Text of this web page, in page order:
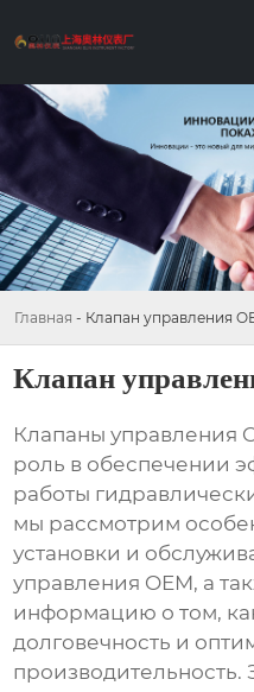
Главная - Клапан управления
Клапан
Клапаны управления
роль в обеспечении
работы
мы рассмотрим
установки и
управления OEM, а
информацию о том,
долговечность и
производительность.